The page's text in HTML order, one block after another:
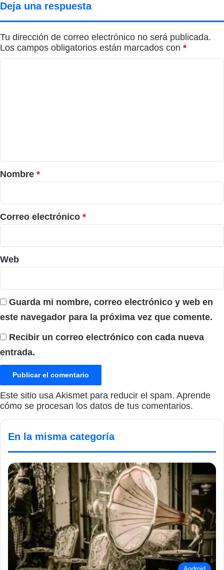
Deja una respuesta
Tu dirección de correo electrónico no será publicada.
Los campos obligatorios están marcados con *
r
i
o
*
Nombre *
Correo electrónico *
Web
Guarda mi nombre, correo electrónico y web en
este navegador para la próxima vez que comente.
Recibir un correo electrónico con cada nueva
entrada.
Este sitio usa Akismet para reducir el spam. Aprende
cómo se procesan los datos de tus comentarios.
En la misma categoría